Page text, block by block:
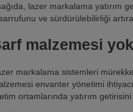
lazer markalama yatırım
ve sürdürülebilirliği
malzemesi
markalama sistemleri
envanter yönetimi
ortamlarında yatırım